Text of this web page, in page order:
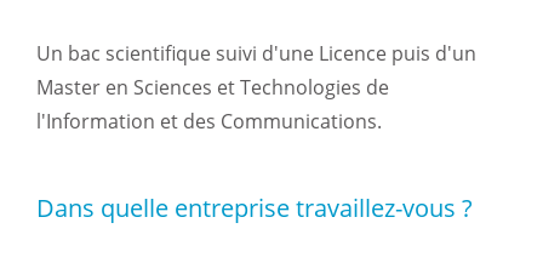
Un bac scientifique suivi d'une Licence puis d'un
Master en Sciences et Technologies de
l'Information et des Communications.
Dans quelle entreprise travaillez-vous ?